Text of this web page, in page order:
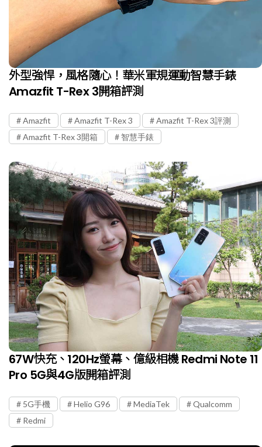
外型強悍，風格隨心！華米軍規運動智慧手錶
Amazfit T-Rex 3開箱評測
Amazfit Amazfit T-Rex 3
Amazfit T-Rex 3評測
Amazfit T-Rex 3開箱
智慧手錶
67W快充、120Hz螢幕、億級相機 Redmi Note 11
Pro 5G與4G版開箱評測
5G手機 Helio G96 MediaTek
Qualcomm
Redmi